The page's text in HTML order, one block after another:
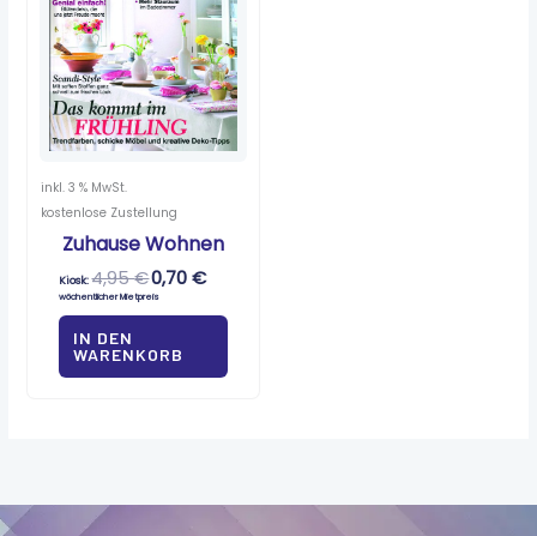
inkl. 3 % MwSt.
kostenlose Zustellung
Zuhause Wohnen
Kiosk:4,95€0,70€
wöchentlicher Mietpreis
IN DEN
WARENKORB